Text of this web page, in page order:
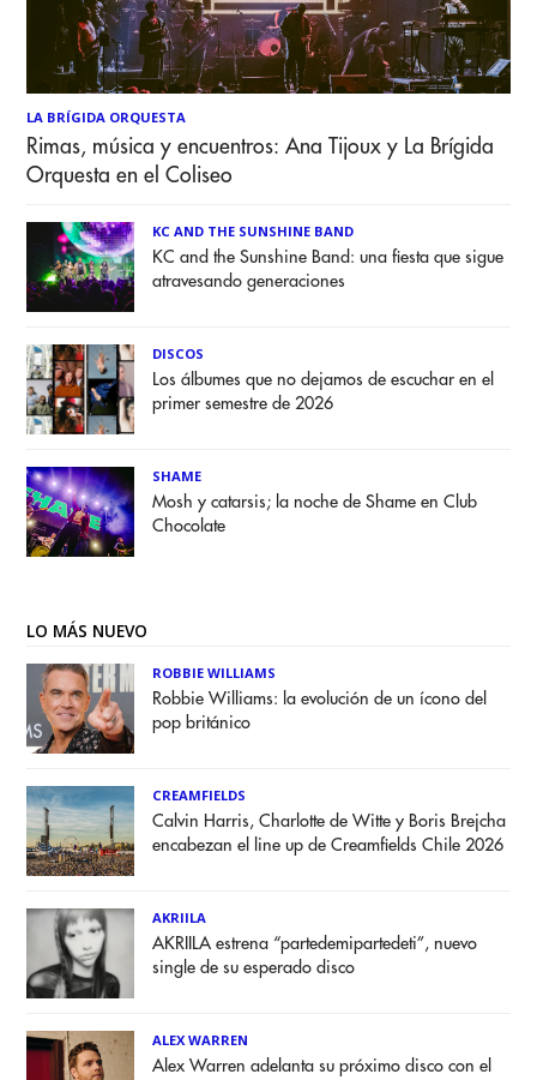
LA BRÍGIDA ORQUESTA
Rimas, música y encuentros: Ana Tijoux y La Brígida
Orquesta en el Coliseo
KC AND THE SUNSHINE BAND
KC and the Sunshine Band: una fiesta que sigue
atravesando generaciones
DISCOS
Los álbumes que no dejamos de escuchar en el
primer semestre de 2026
SHAME
Mosh y catarsis; la noche de Shame en Club
Chocolate
LO MÁS NUEVO
ROBBIE WILLIAMS
Robbie Williams: la evolución de un ícono del
pop británico
CREAMFIELDS
Calvin Harris, Charlotte de Witte y Boris Brejcha
encabezan el line up de Creamfields Chile 2026
AKRIILA
AKRIILA estrena “partedemipartedeti”, nuevo
single de su esperado disco
ALEX WARREN
Alex Warren adelanta su próximo disco con el